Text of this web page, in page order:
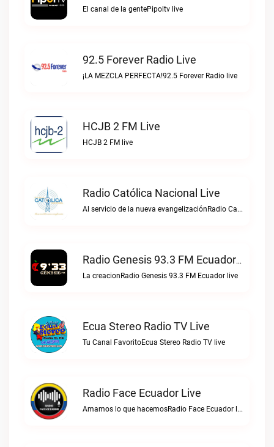
El canal de la gentePipoltv live
92.5 Forever Radio Live
¡LA MEZCLA PERFECTA!92.5 Forever Radio live
HCJB 2 FM Live
HCJB 2 FM live
Radio Católica Nacional Live
Al servicio de la nueva evangelizaciónRadio Católica Nacional live
Radio Genesis 93.3 FM Ecuador Live
La creacionRadio Genesis 93.3 FM Ecuador live
Ecua Stereo Radio TV Live
Tu Canal FavoritoEcua Stereo Radio TV live
Radio Face Ecuador Live
Amamos lo que hacemosRadio Face Ecuador live